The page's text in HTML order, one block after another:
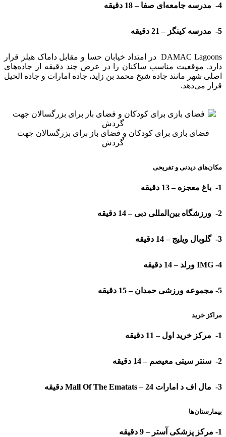
4- مدرسه جامعه‌ای صفا – 18 دقیقه
5- مدرسه کینگز – 21 دقیقه
DAMAC Lagoons در امتداد خیابان حسا و مقابل داماک هیلز قرار
دارد. موقعیت مناسب ساکنان را در عرض چند دقیقه از جاده‌های
اصلی شهر مانند جاده شیخ محمد بن زاید، جاده امارات و جاده الخیل
قرار می‌دهد.
فضای بازی برای کودکان و فضای باز برای بزرگسالان جهت
گردش
مکان‌های دیدنی و تفریحی
1- باغ معجزه – 13 دقیقه
2- ورزشگاه بین‌المللی دبی – 14 دقیقه
3- گلوبال ویلیج – 14 دقیقه
4- IMG ورلد – 14 دقیقه
5- مجموعه ورزشی حمدان – 15 دقیقه
مراکز خرید
1- مرکز خرید اول – 11 دقیقه
2- سنتر سیتی معیصم – 14 دقیقه
3- مال اف د امارات Mall Of The Ematats – 24 دقیقه
بیمارستان‌ها
1- مرکز پزشکی آستر – 9 دقیقه